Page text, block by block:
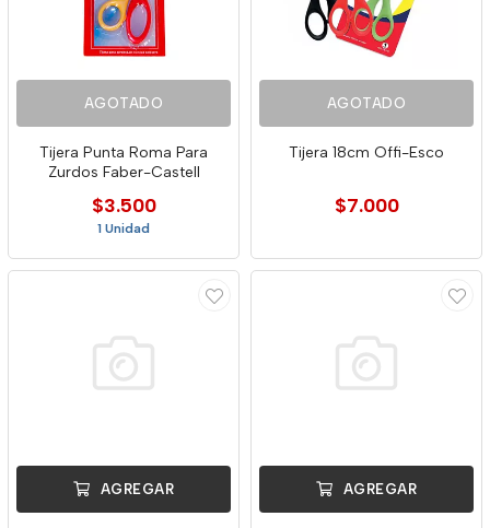
AGOTADO
Tijera Punta Roma Para
Zurdos Faber-Castell
$3.500
1 Unidad
AGOTADO
Tijera 18cm Offi-Esco
$7.000
AGREGAR AGREGAR